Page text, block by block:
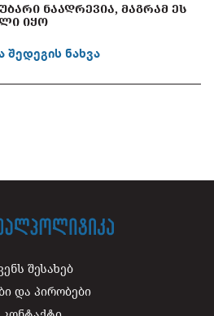
ᲜᲐᲐᲓᲠᲔᲕᲘᲐ, ᲛᲐᲒᲠᲐᲛ ᲔᲡ
ᲘᲧᲝ
შედეგის ნახვა
შესახებ
და პირობები